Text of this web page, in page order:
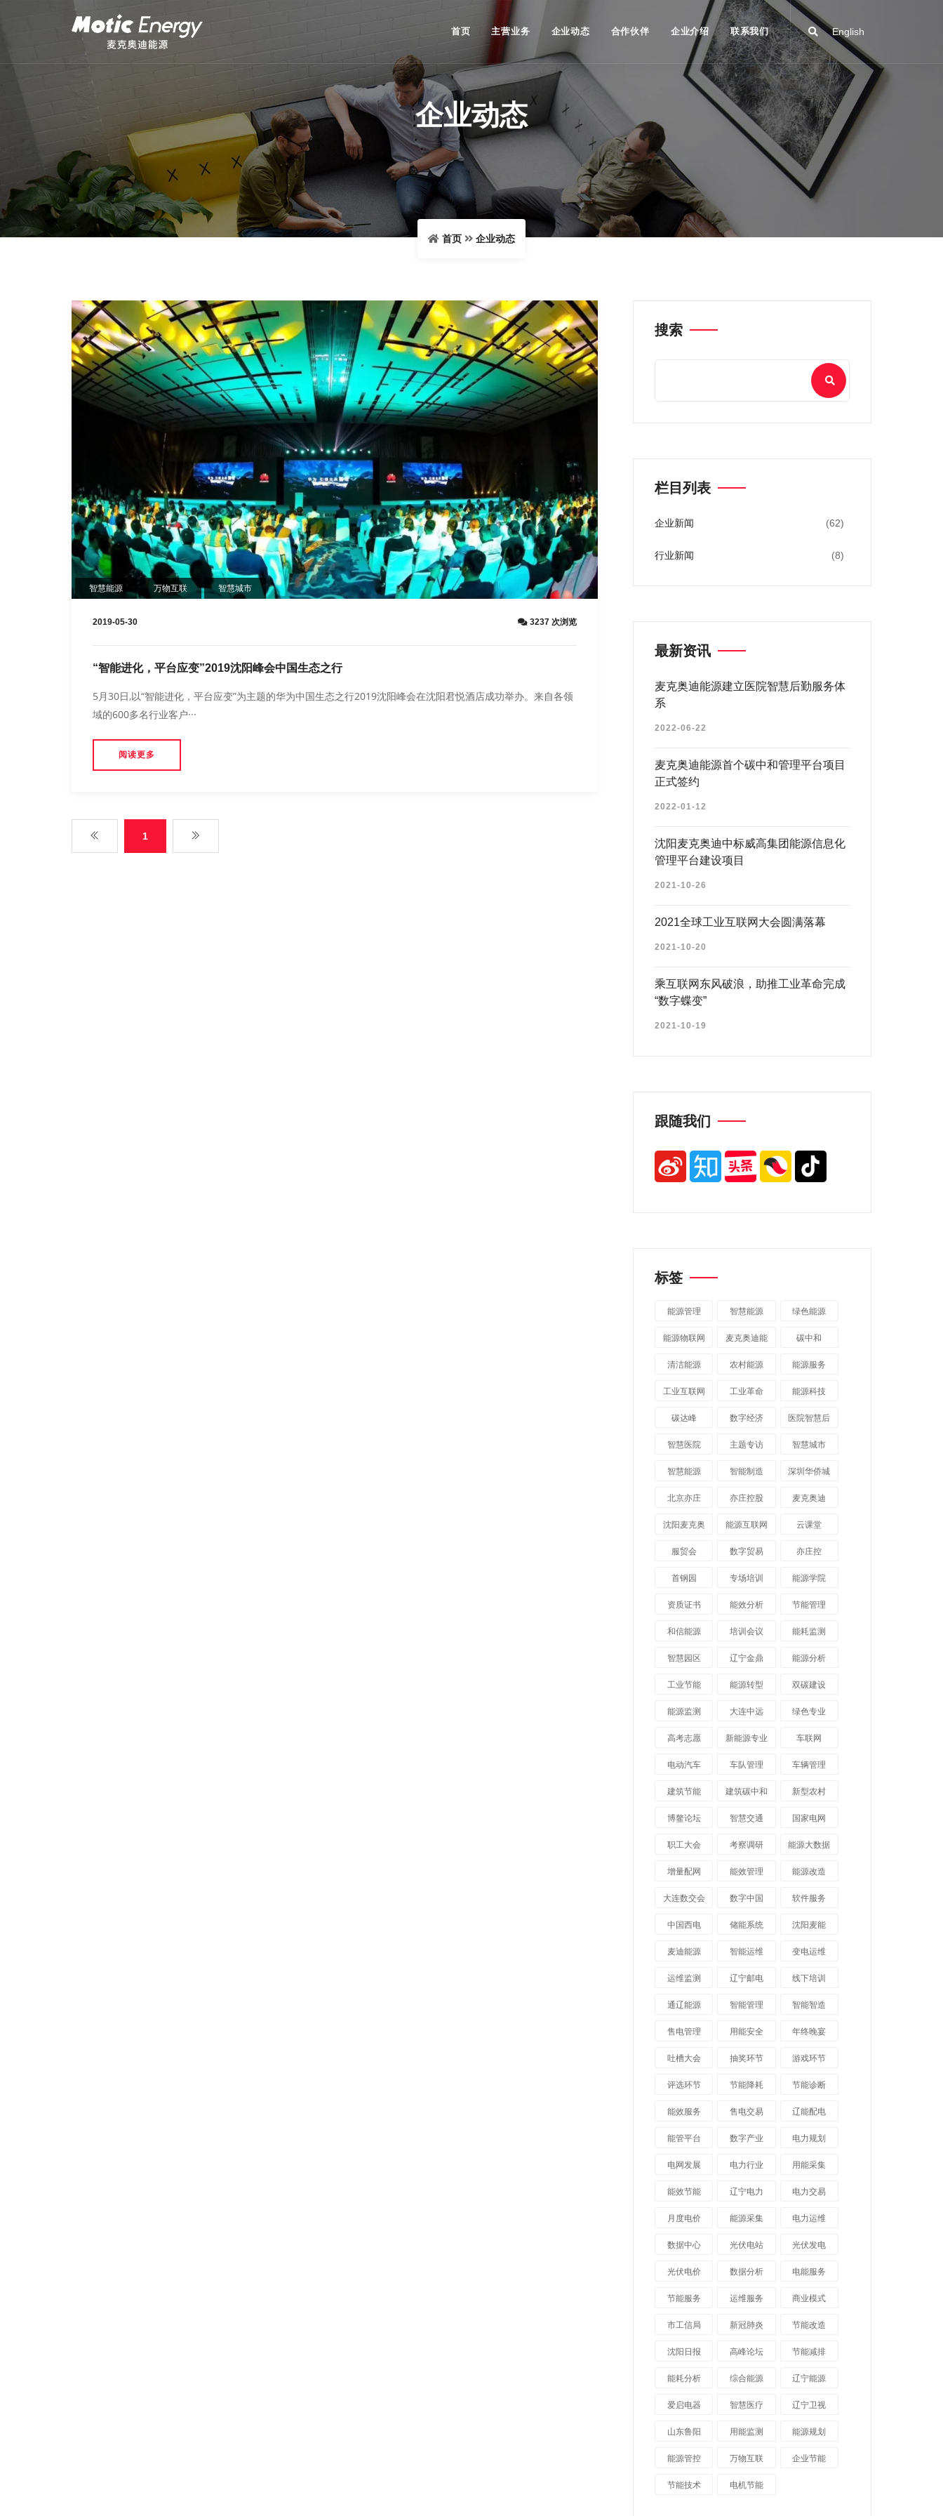
English
首页 主营业务 企业动态 合作伙伴 企业介绍 联系我们
企业动态
首页 企业动态
智慧能源 万物互联 智慧城市
2019-05-30 3237 次浏览
“智能进化，平台应变”2019沈阳峰会中国生态之行
5月30日,以“智能进化，平台应变”为主题的华为中国生态之行2019沈阳峰会在沈阳君悦酒店成功举办。来自各领
域的600多名行业客户···
阅读更多
1
搜索
栏目列表
企业新闻 (62)
行业新闻 (8)
最新资讯
麦克奥迪能源建立医院智慧后勤服务体
系
2022-06-22
麦克奥迪能源首个碳中和管理平台项目
正式签约
2022-01-12
沈阳麦克奥迪中标威高集团能源信息化
管理平台建设项目
2021-10-26
2021全球工业互联网大会圆满落幕
2021-10-20
乘互联网东风破浪，助推工业革命完成
“数字蝶变”
2021-10-19
跟随我们
标签
能源管理 智慧能源 绿色能源
能源物联网 麦克奥迪能
源
碳中和
清洁能源 农村能源 能源服务
工业互联网 工业革命 能源科技
碳达峰 数字经济 医院智慧后
勤
智慧医院 主题专访 智慧城市
​智慧能源 智能制造 深圳华侨城
北京亦庄 亦庄控股 麦克奥迪
沈阳麦克奥
迪
能源互联网 云课堂
服贸会 数字贸易 亦庄控
首钢园 专场培训 能源学院
资质证书 能效分析 节能管理
和信能源 培训会议 能耗监测
智慧园区 辽宁金鼎 能源分析
工业节能 能源转型 双碳建设
能源监测 大连中远 绿色专业
高考志愿 新能源专业 车联网
电动汽车 车队管理 车辆管理
建筑节能 建筑碳中和 新型农村
博鳌论坛 智慧交通 国家电网
职工大会 考察调研 能源大数据
增量配网 能效管理 能源改造
大连数交会 数字中国 软件服务
中国西电 储能系统 沈阳麦能
麦迪能源 智能运维 变电运维
运维监测 辽宁邮电 线下培训
通辽能源 智能管理 智能智造
售电管理 用能安全 年终晚宴
吐槽大会 抽奖环节 游戏环节
评选环节 节能降耗 节能诊断
能效服务 售电交易 辽能配电
能管平台 数字产业 电力规划
电网发展 电力行业 用能采集
能效节能 辽宁电力 电力交易
月度电价 能源采集 电力运维
数据中心 光伏电站 光伏发电
光伏电价 数据分析 电能服务
节能服务 运维服务 商业模式
市工信局 新冠肺炎 节能改造
沈阳日报 高峰论坛 节能减排
能耗分析 综合能源 辽宁能源
爱启电器 智慧医疗 辽宁卫视
山东鲁阳 用能监测 能源规划
能源管控 万物互联 企业节能
节能技术 电机节能